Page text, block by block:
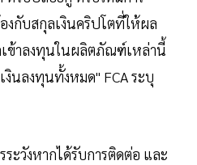
กับสกุลเงินคริปโตที่ให้ผล
ข้าลงทุนในผลิตภัณฑ์เหล่านี้
งินลงทุนทั้งหมด" FCA ระบุ
ะวังหากได้รับการติดต่อ และ